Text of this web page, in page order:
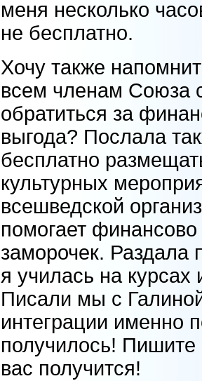
меня несколько
не бесплатно.
Хочу также
всем членам Союза
обратиться за
выгода? Послала
бесплатно
культурных
всешведской
помогает
заморочек. Раздала
я училась на
Писали мы с
интеграции именно
получилось! Пишите
вас получится!